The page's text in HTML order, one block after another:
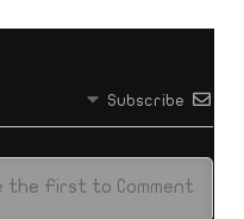
Subscribe